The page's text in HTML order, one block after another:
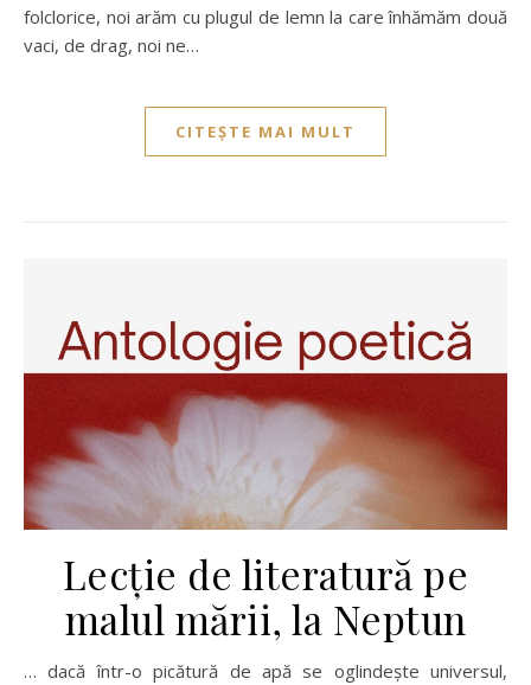
folclorice, noi arăm cu plugul de lemn la care înhămăm două
vaci, de drag, noi ne…
CITEȘTE MAI MULT
Lecție de literatură pe
malul mării, la Neptun
… dacă într-o picătură de apă se oglindește universul,